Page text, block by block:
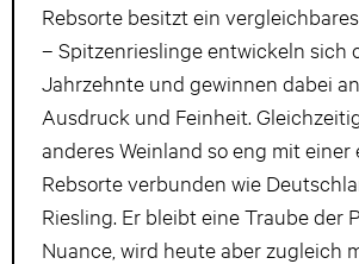
Rebsorte besitzt ein
– Spitzenrieslinge entwickeln sich
Jahrzehnte und gewinnen dabei
Ausdruck und Feinheit.
anderes Weinland so eng mit einer
Rebsorte verbunden wie
Riesling. Er bleibt eine Traube der
Nuance, wird heute aber zugleich